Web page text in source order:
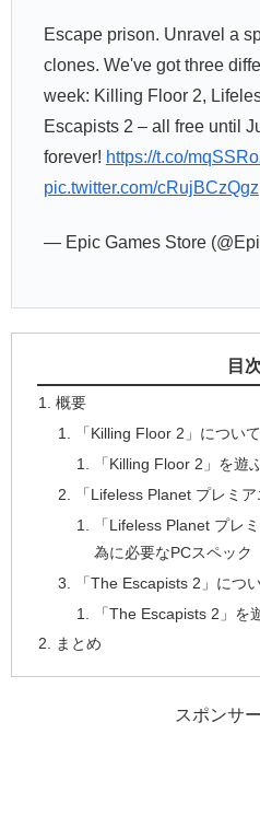
Escape prison. Unravel a
clones. We've got three
week: Killing Floor 2,
Escapists 2 – all free until
forever! https://t.co/
pic.twitter.com/cRujBCzQgz
— Epic Games Store
目次
概要
「Killing Floor 2」について
「Killing Floor 2」を遊
「Lifeless Planet プレミ
「Lifeless Planet プレ
為に必要なPCスペック
「The Escapists 2」につ
「The Escapists 2」を
まとめ
スポンサ